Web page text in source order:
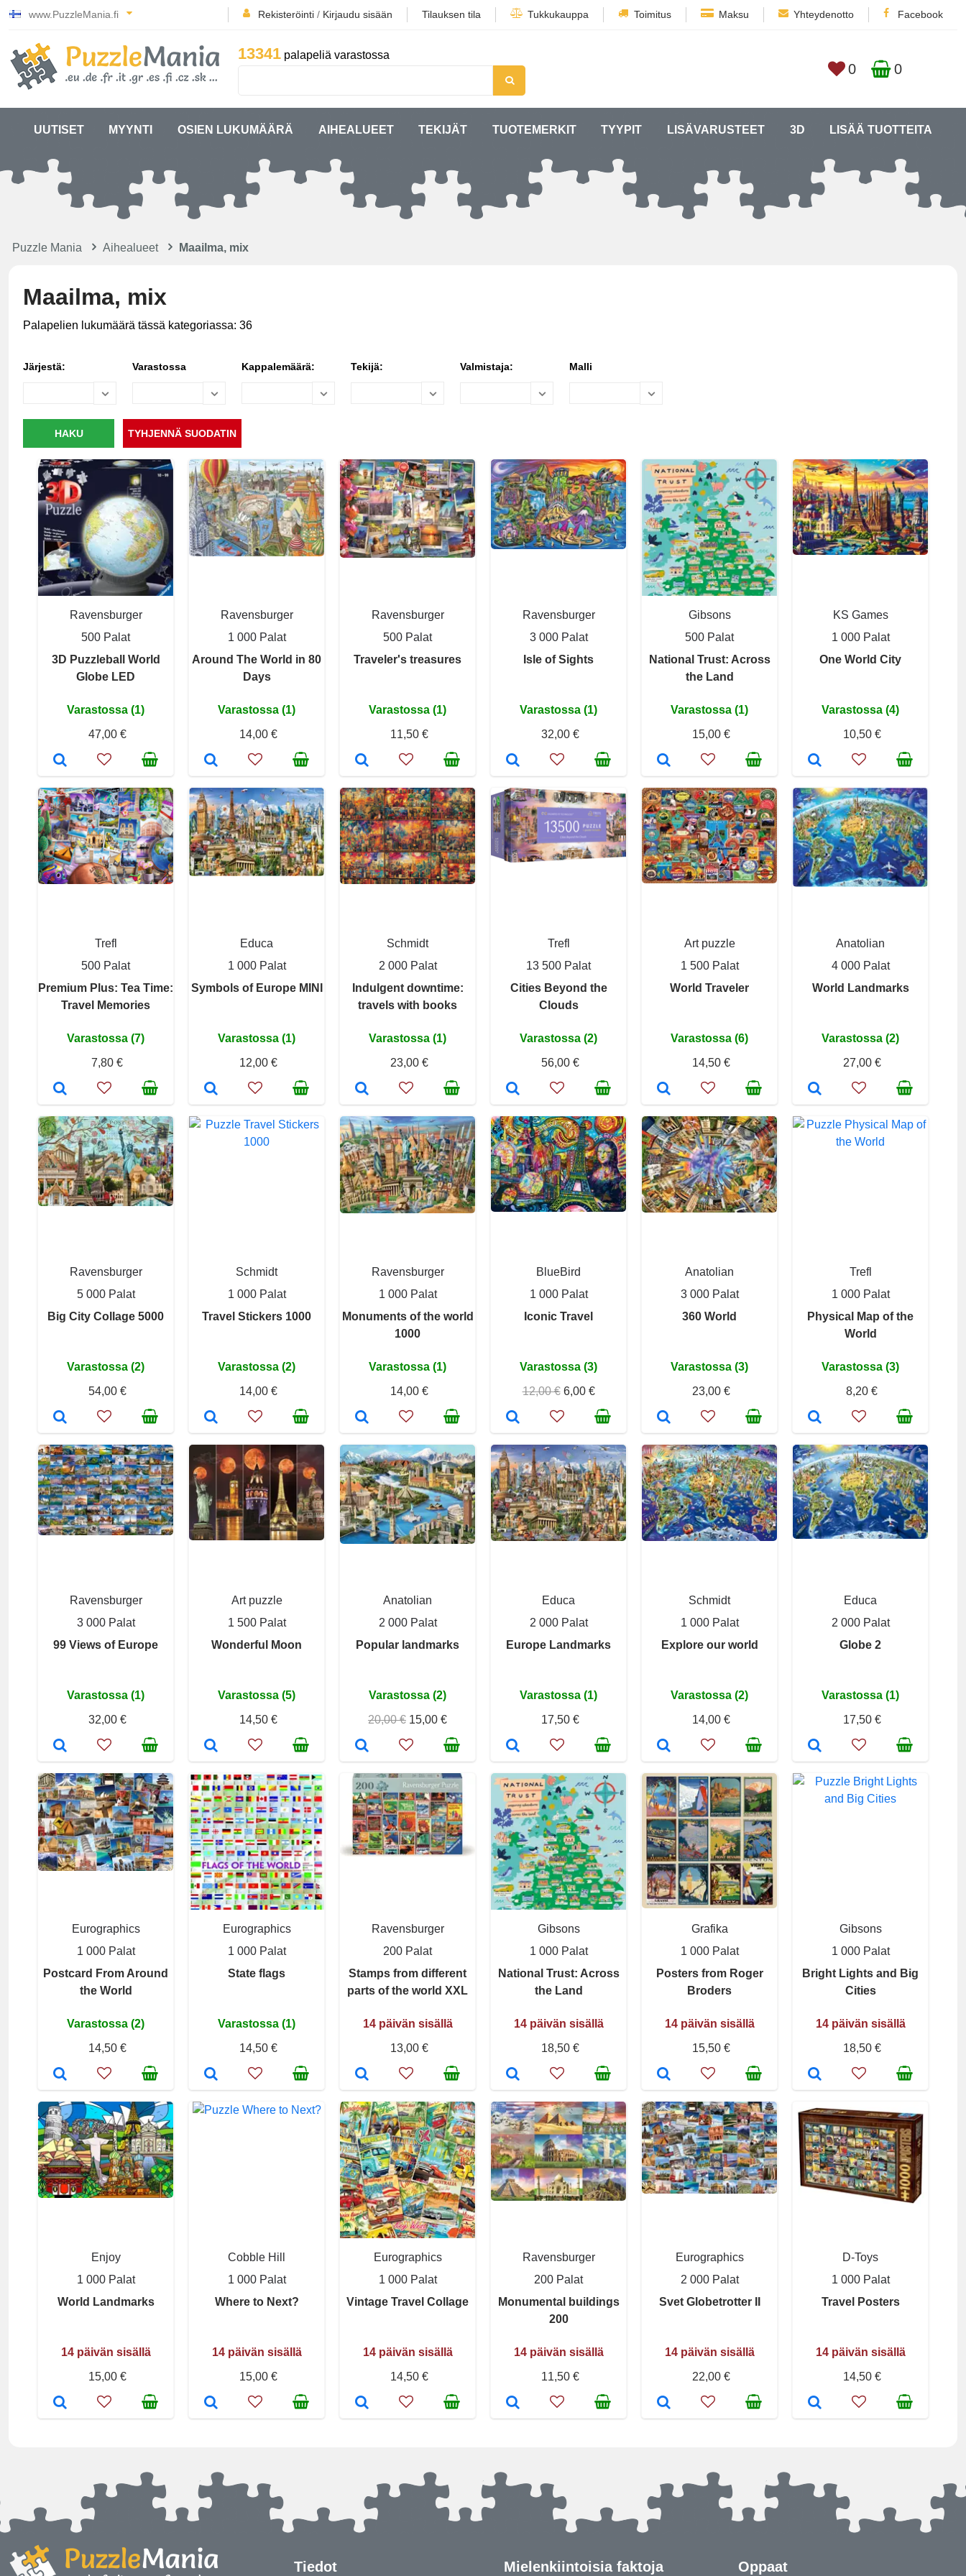
www.PuzzleMania.fi Rekisteröinti / Kirjaudu sisään Tilauksen tila Tukkukauppa Toimitus Maksu Yhteydenotto Facebook
13341 palapeliä varastossa
0 0
UUTISET MYYNTI OSIEN LUKUMÄÄRÄ AIHEALUEET TEKIJÄT TUOTEMERKIT TYYPIT LISÄVARUSTEET 3D LISÄÄ TUOTTEITA
Puzzle Mania Aihealueet Maailma, mix
Maailma, mix
Palapelien lukumäärä tässä kategoriassa: 36
Järjestä: Varastossa Kappalemäärä: Tekijä: Valmistaja: Malli
Ravensburger
500 Palat
3D Puzzleball World
Globe LED
Varastossa (1)
47,00 €
Ravensburger
1 000 Palat
Around The World in 80
Days
Varastossa (1)
14,00 €
Ravensburger
500 Palat
Traveler's treasures
Varastossa (1)
11,50 €
Ravensburger
3 000 Palat
Isle of Sights
Varastossa (1)
32,00 €
Gibsons
500 Palat
National Trust: Across
the Land
Varastossa (1)
15,00 €
KS Games
1 000 Palat
One World City
Varastossa (4)
10,50 €
Trefl
500 Palat
Premium Plus: Tea Time:
Travel Memories
Varastossa (7)
7,80 €
Educa
1 000 Palat
Symbols of Europe MINI
Varastossa (1)
12,00 €
Schmidt
2 000 Palat
Indulgent downtime:
travels with books
Varastossa (1)
23,00 €
Trefl
13 500 Palat
Cities Beyond the
Clouds
Varastossa (2)
56,00 €
Art puzzle
1 500 Palat
World Traveler
Varastossa (6)
14,50 €
Anatolian
4 000 Palat
World Landmarks
Varastossa (2)
27,00 €
Ravensburger
5 000 Palat
Big City Collage 5000
Varastossa (2)
54,00 €
Schmidt
1 000 Palat
Travel Stickers 1000
Varastossa (2)
14,00 €
Ravensburger
1 000 Palat
Monuments of the world
1000
Varastossa (1)
14,00 €
BlueBird
1 000 Palat
Iconic Travel
Varastossa (3)
12,00 € 6,00 €
Anatolian
3 000 Palat
360 World
Varastossa (3)
23,00 €
Trefl
1 000 Palat
Physical Map of the
World
Varastossa (3)
8,20 €
Ravensburger
3 000 Palat
99 Views of Europe
Varastossa (1)
32,00 €
Art puzzle
1 500 Palat
Wonderful Moon
Varastossa (5)
14,50 €
Anatolian
2 000 Palat
Popular landmarks
Varastossa (2)
20,00 € 15,00 €
Educa
2 000 Palat
Europe Landmarks
Varastossa (1)
17,50 €
Schmidt
1 000 Palat
Explore our world
Varastossa (2)
14,00 €
Educa
2 000 Palat
Globe 2
Varastossa (1)
17,50 €
Eurographics
1 000 Palat
Postcard From Around
the World
Varastossa (2)
14,50 €
Eurographics
1 000 Palat
State flags
Varastossa (1)
14,50 €
Ravensburger
200 Palat
Stamps from different
parts of the world XXL
14 päivän sisällä
13,00 €
Gibsons
1 000 Palat
National Trust: Across
the Land
14 päivän sisällä
18,50 €
Grafika
1 000 Palat
Posters from Roger
Broders
14 päivän sisällä
15,50 €
Gibsons
1 000 Palat
Bright Lights and Big
Cities
14 päivän sisällä
18,50 €
Enjoy
1 000 Palat
World Landmarks
14 päivän sisällä
15,00 €
Cobble Hill
1 000 Palat
Where to Next?
14 päivän sisällä
15,00 €
Eurographics
1 000 Palat
Vintage Travel Collage
14 päivän sisällä
14,50 €
Ravensburger
200 Palat
Monumental buildings
200
14 päivän sisällä
11,50 €
Eurographics
2 000 Palat
Svet Globetrotter II
14 päivän sisällä
22,00 €
D-Toys
1 000 Palat
Travel Posters
14 päivän sisällä
14,50 €
Tiedot Mielenkiintoisia faktoja Oppaat